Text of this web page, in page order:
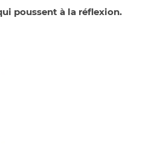
poussent à la réflexion.